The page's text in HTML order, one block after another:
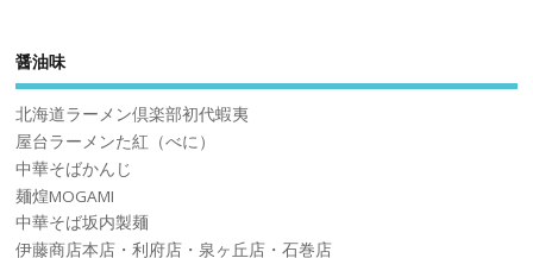
醤油味
北海道ラーメン倶楽部初代蝦夷
屋台ラーメンた紅（べに）
中華そばかんじ
麺煌MOGAMI
中華そば坂内製麺
伊藤商店本店・利府店・泉ヶ丘店・石巻店